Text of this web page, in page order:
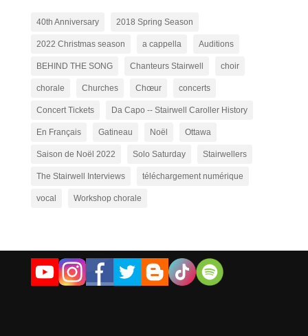
40th Anniversary 2018 Spring Season
2022 Christmas season a cappella Auditions
BEHIND THE SONG Chanteurs Stairwell choir
chorale Churches Chœur concerts
Concert Tickets Da Capo -- Stairwell Caroller History
En Français Gatineau Noël Ottawa
Saison de Noël 2022 Solo Saturday Stairwellers
The Stairwell Interviews téléchargement numérique
vocal Workshop chorale